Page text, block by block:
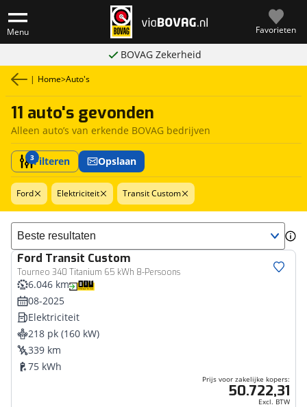
Menu Favorieten
BOVAG Zekerheid
| Home>Auto's
11 auto's gevonden
Alleen auto’s van erkende BOVAG bedrijven
3Filteren Opslaan
Ford Elektriciteit Transit Custom
Sorteer resultaten
Ford Transit Custom
Tourneo 340 Titanium 65 kWh 8-Persoons
Bedrijfswagen
6.046 km
08-2025
Elektriciteit
218 pk (160 kW)
339 km
75 kWh
Prijs voor zakelijke kopers:
50.722,31
Excl. BTW